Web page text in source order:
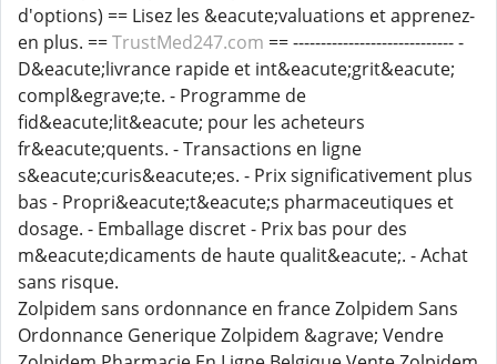
d'options) == Lisez les &eacute;valuations et apprenez-
en plus. ==TrustMed247.com == ----------------------------- -
D&eacute;livrance rapide et int&eacute;grit&eacute;
compl&egrave;te. - Programme de
fid&eacute;lit&eacute; pour les acheteurs
fr&eacute;quents. - Transactions en ligne
s&eacute;curis&eacute;es. - Prix significativement plus
bas - Propri&eacute;t&eacute;s pharmaceutiques et
dosage. - Emballage discret - Prix bas pour des
m&eacute;dicaments de haute qualit&eacute;. - Achat
sans risque.
Zolpidem sans ordonnance en france Zolpidem Sans
Ordonnance Generique Zolpidem &agrave; Vendre